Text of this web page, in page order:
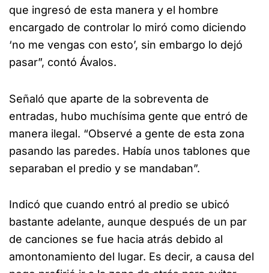
que ingresó de esta manera y el hombre
encargado de controlar lo miró como diciendo
‘no me vengas con esto’, sin embargo lo dejó
pasar”, contó Ávalos.
Señaló que aparte de la sobreventa de
entradas, hubo muchísima gente que entró de
manera ilegal. “Observé a gente de esta zona
pasando las paredes. Había unos tablones que
separaban el predio y se mandaban”.
Indicó que cuando entró al predio se ubicó
bastante adelante, aunque después de un par
de canciones se fue hacia atrás debido al
amontonamiento del lugar. Es decir, a causa del